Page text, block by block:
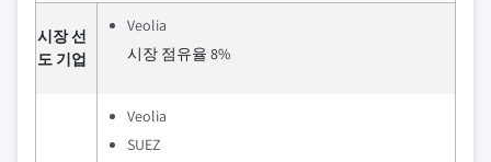
시장 선
도 기업
Veolia
시장 점유율 8%
Veolia
SUEZ